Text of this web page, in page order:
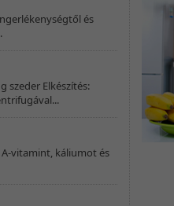
és
szeder Elkészítés:
vitamint, káliumot és